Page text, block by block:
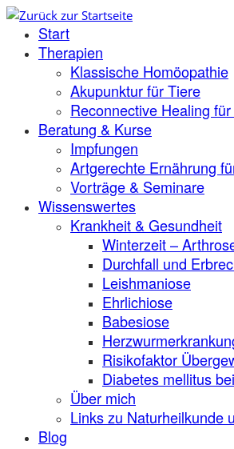
Zum
Inhalt
springen
Start
Therapien
Klassische Homöopathie
Akupunktur für Tiere
Reconnective Healing
Beratung & Kurse
Impfungen
Artgerechte Ernährung
Vorträge & Seminare
Wissenswertes
Krankheit & Gesundheit
Winterzeit –
Durchfall und
Leishmaniose
Ehrlichiose
Babesiose
Risikofaktor
Diabetes mellitus
Über mich
Links zu Naturheilkunde
Blog